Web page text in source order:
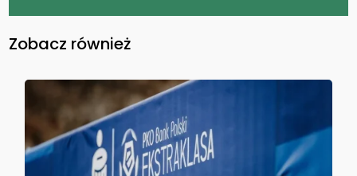
Zobacz również